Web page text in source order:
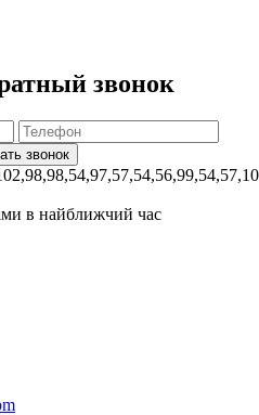
звонок
в найближчий час